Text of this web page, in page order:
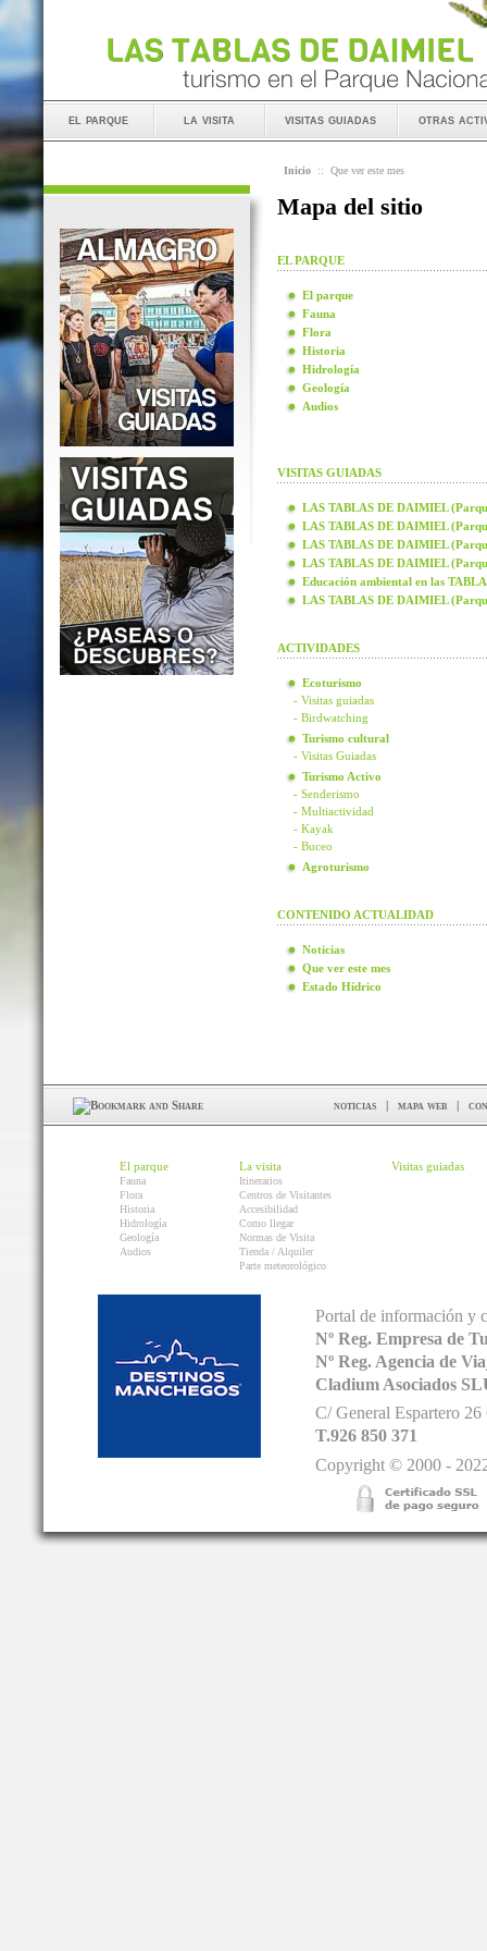
el parque la visita visitas guiadas otras
Inicio :: Que ver este mes
Mapa del sitio
EL PARQUE
El parque
Fauna
Flora
Historia
Hidrología
Geología
Audios
VISITAS GUIADAS
LAS TABLAS DE DAIMIEL
LAS TABLAS DE DAIMIEL
LAS TABLAS DE DAIMIEL
LAS TABLAS DE DAIMIEL
Educación ambiental en las
LAS TABLAS DE DAIMIEL
ACTIVIDADES
Ecoturismo
- Visitas guiadas
- Birdwatching
Turismo cultural
- Visitas Guiadas
Turismo Activo
- Senderismo
- Multiactividad
- Kayak
- Buceo
Agroturismo
CONTENIDO ACTUALIDAD
Noticias
Que ver este mes
Estado Hídrico
noticias | mapa web |
El parque
Fauna
Flora
Historia
Hidrología
Geología
Audios
La visita
Itinerarios
Centros de Visitantes
Accesibilidad
Como llegar
Normas de Visita
Tienda / Alquiler
Parte meteorológico
Visitas guiadas
Portal de información y
Nº Reg. Empresa de
Nº Reg. Agencia de
Cladium Asociados
C/ General Espartero
T.926 850 371
Copyright © 2000 -